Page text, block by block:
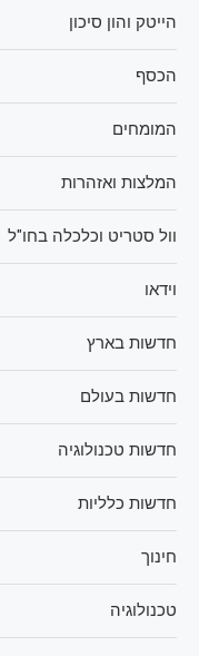
הייטק והון סיכון
הכסף
המומחים
המלצות ואזהרות
וול סטריט וכלכלה בחו"ל
וידאו
חדשות בארץ
חדשות בעולם
חדשות טכנולוגיה
חדשות כלליות
חינוך
טכנולוגיה